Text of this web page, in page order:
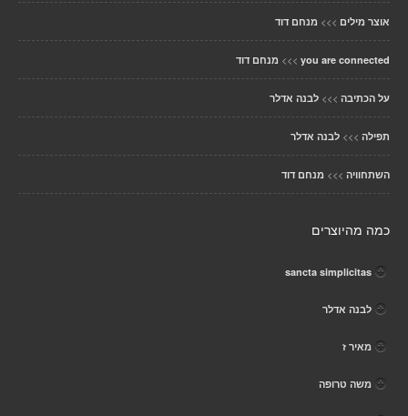
אוצר מילים >>> מנחם דוד
you are connected
>>> מנחם דוד
על הכתיבה >>> לבנה אדלר
תפילה >>> לבנה אדלר
השתחוויה >>> מנחם דוד
כמה מהיוצרים
sancta simplicitas
לבנה אדלר
מאיר ז
משה טרופה